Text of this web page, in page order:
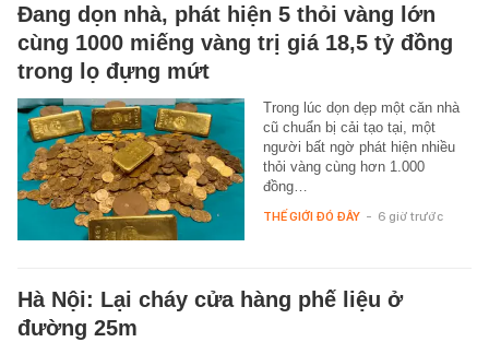
Đang dọn nhà, phát hiện 5 thỏi vàng lớn
cùng 1000 miếng vàng trị giá 18,5 tỷ đồng
trong lọ đựng mứt
Trong lúc dọn dẹp một căn nhà
cũ chuẩn bị cải tạo tại, một
người bất ngờ phát hiện nhiều
thỏi vàng cùng hơn 1.000
đồng…
THẾ GIỚI ĐÓ ĐÂY - 6 giờ trước
Hà Nội: Lại cháy cửa hàng phế liệu ở
đường 25m